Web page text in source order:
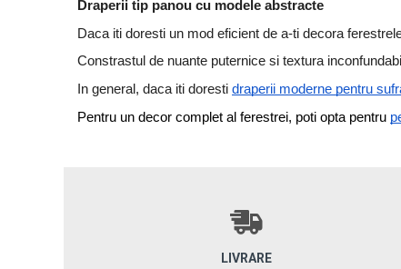
Draperii tip panou cu modele abstracte
Daca iti doresti un mod eficient de a-ti decora
Constrastul de nuante puternice si textura
n general, daca iti doresti draperii moderne pentru
Pentru un decor complet al ferestrei, poti opta pentru
LIVRARE